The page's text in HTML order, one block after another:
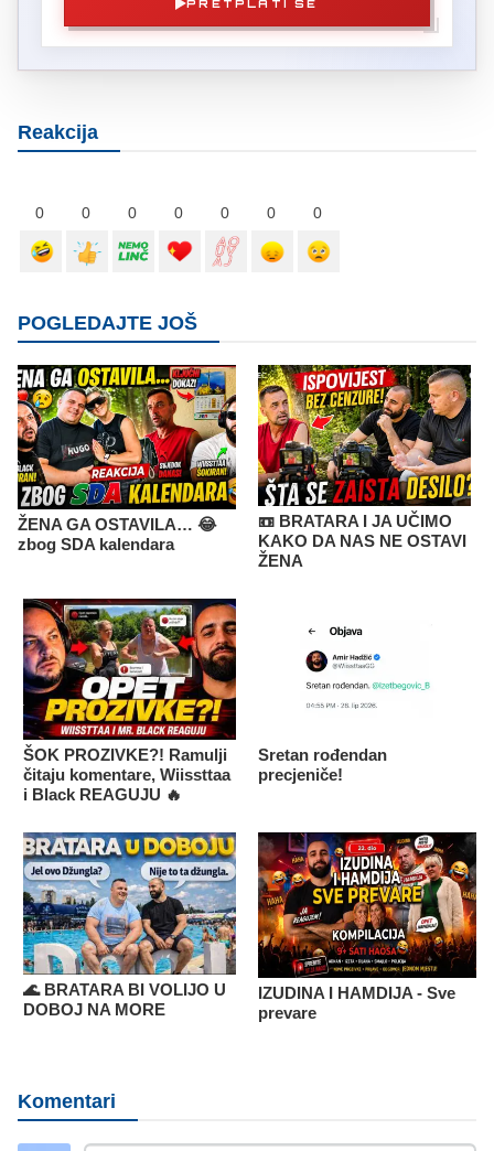
PRETPLATI SE
Reakcija
0 0 0 0 0 0 0
POGLEDAJTE JOŠ
ŽENA GA OSTAVILA… 😂
zbog SDA kalendara
📼 BRATARA I JA UČIMO
KAKO DA NAS NE OSTAVI
ŽENA
ŠOK PROZIVKE?! Ramulji
čitaju komentare, Wiissttaa
i Black REAGUJU 🔥
Sretan rođendan
precjeniče!
🌊 BRATARA BI VOLIJO U
DOBOJ NA MORE
IZUDINA I HAMDIJA - Sve
prevare
Komentari